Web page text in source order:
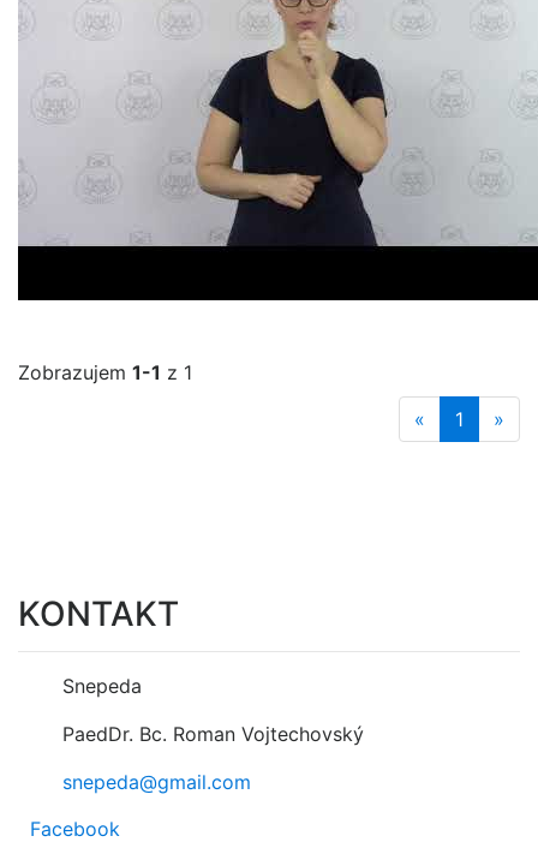
Zobrazujem 1-1 z 1
«
1 »
KONTAKT
Snepeda
PaedDr. Bc. Roman Vojtechovský
snepeda@gmail.com
Facebook